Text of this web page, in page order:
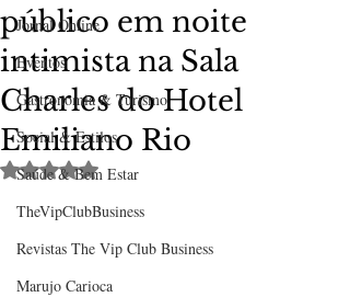
Jornal Online
Eventos
Gastronomia & Turismo
Social & Estilos
Saúde & Bem Estar
TheVipClubBusiness
Revistas The Vip Club Business
Marujo Carioca
público em noite
intimista na Sala
Charles do Hotel
Emiliano Rio
Avaliado com NaN de 5 estrelas.